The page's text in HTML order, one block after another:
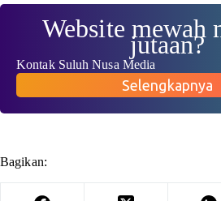
Website mewah
jutaan?
Kontak Suluh Nusa Media
Selengkapnya
Bagikan: